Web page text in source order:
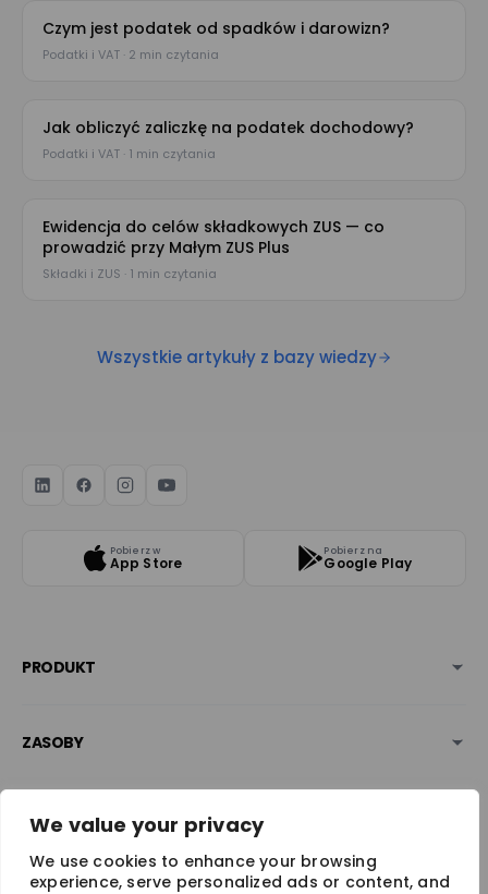
We value your privacy
We use cookies to enhance your browsing
experience, serve personalized ads or content, and
Czym jest podatek od spadków i darowizn?
Podatki i VAT · 2 min czytania
Jak obliczyć zaliczkę na podatek dochodowy?
Podatki i VAT · 1 min czytania
Ewidencja do celów składkowych ZUS — co
prowadzić przy Małym ZUS Plus
Składki i ZUS · 1 min czytania
Wszystkie artykuły z bazy wiedzy
Pobierz w
App Store
Pobierz na
Google Play
PRODUKT
ZASOBY
BEZPIECZEŃSTWO & NAGRODY